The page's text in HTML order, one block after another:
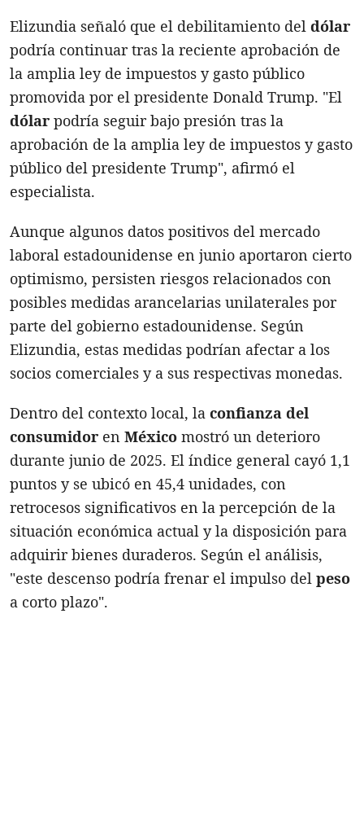
Elizundia señaló que el debilitamiento del dólar
podría continuar tras la reciente aprobación de
la amplia ley de impuestos y gasto público
promovida por el presidente Donald Trump. "El
dólar podría seguir bajo presión tras la
aprobación de la amplia ley de impuestos y gasto
público del presidente Trump", afirmó el
especialista.
Aunque algunos datos positivos del mercado
laboral estadounidense en junio aportaron cierto
optimismo, persisten riesgos relacionados con
posibles medidas arancelarias unilaterales por
parte del gobierno estadounidense. Según
Elizundia, estas medidas podrían afectar a los
socios comerciales y a sus respectivas monedas.
Dentro del contexto local, la confianza del
consumidor en México mostró un deterioro
durante junio de 2025. El índice general cayó 1,1
puntos y se ubicó en 45,4 unidades, con
retrocesos significativos en la percepción de la
situación económica actual y la disposición para
adquirir bienes duraderos. Según el análisis,
"este descenso podría frenar el impulso del peso
a corto plazo".